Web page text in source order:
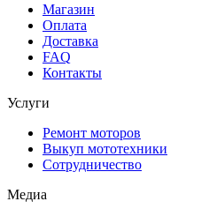
Магазин
Оплата
Доставка
FAQ
Контакты
Услуги
Ремонт моторов
Выкуп мототехники
Сотрудничество
Медиа